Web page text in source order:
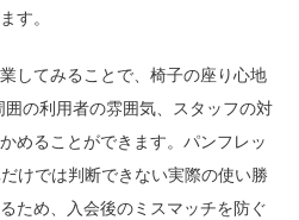
す。
してみることで、椅子の座り心地
の利用者の雰囲気、スタッフの対
めることができます。パンフレッ
けでは判断できない実際の使い勝
ため、入会後のミスマッチを防ぐ